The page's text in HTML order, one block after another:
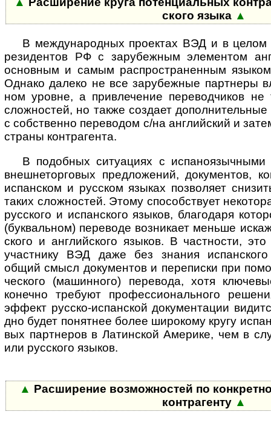
ского языка ▲
В международных проектах ВЭД и в целом
рези­ден­тов РФ с зару­беж­ным эле­мен­том
основ­ным и самым рас­про­ст­ра­нен­ным
Однако далеко не все зару­беж­ные парт­неры
ном уро­вне, а при­вле­че­ние пере­вод­чиков
слож­нос­тей, но также соз­дает
с собст­венно пере­во­дом с/на анг­лий­ский и
страны конт­рагента.
В подобных ситуациях с испаноязычными
вне­ш­не­тор­го­вых пред­ло­же­ний, доку­мен­тов,
испан­ском и рус­ском язы­ках позво­ляет
таких слож­нос­тей. Этому спо­соб­ст­вует
рус­ского и испан­ского язы­ков, благо­даря
(бук­валь­ном) пере­воде возни­кает меньше
ского и англий­ского язы­ков. В част­ности,
участ­нику ВЭД даже без зна­ния испан­ского
общий смысл доку­мен­тов и пере­писки при
чес­ко­го (машин­ного) пере­вода, хотя
коне­чно тре­буют про­фес­си­ональ­ного
эффект рус­ско-­испан­ской доку­мен­та­ции
дно будет понят­нее более широ­кому кругу
вых парт­неров в Латин­ской Аме­рике, чем в
или рус­ского язы­ков.
▲ Расширение возможностей по
контр­агенту ▲